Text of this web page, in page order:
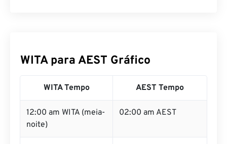
WITA para AEST Gráfico
WITA Tempo AEST Tempo
12:00 am WITA (meia-
noite)
02:00 am AEST